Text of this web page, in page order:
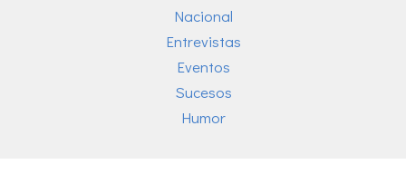
Nacional
Entrevistas
Eventos
Sucesos
Humor